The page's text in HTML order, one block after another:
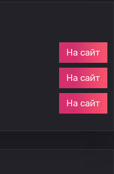
На сайт
На сайт
На сайт